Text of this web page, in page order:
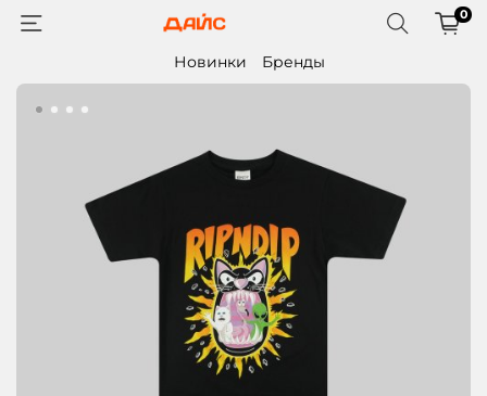
0
Новинки Бренды